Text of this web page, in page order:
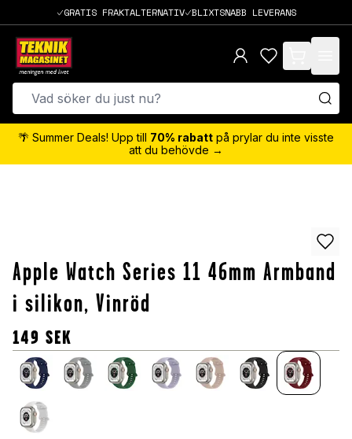
GRATIS FRAKTALTERNATIV BLIXTSNABB LEVERANS
items in cart,
🌴 Summer Deals! Upp till 70% rabatt på prylar du inte visste
att du behövde →
Apple Watch Series 11 46mm Armband
i silikon, Vinröd
149 SEK